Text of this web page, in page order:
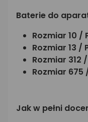
Baterie do
Rozmiar 10 /
Rozmiar 13 /
Rozmiar 312 /
Rozmiar 675
Jak w pełni